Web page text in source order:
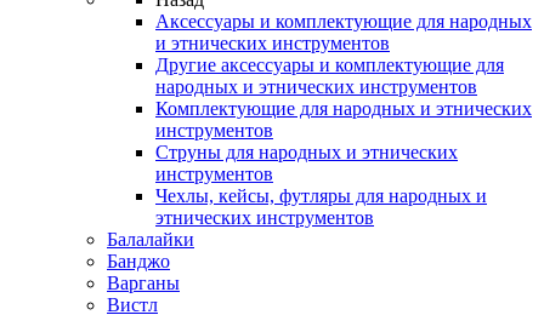
Аксессуары и комплектующие для народных
и этнических инструментов
Другие аксессуары и комплектующие для
народных и этнических инструментов
Комплектующие для народных и этнических
инструментов
Струны для народных и этнических
инструментов
Чехлы, кейсы, футляры для народных и
этнических инструментов
Балалайки
Банджо
Варганы
Вистл